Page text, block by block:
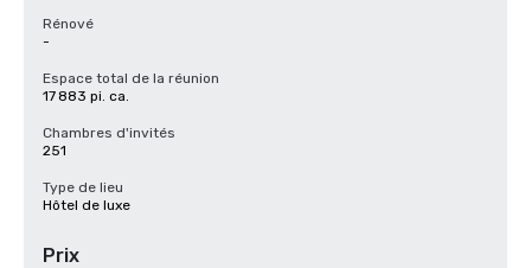
Rénové
-
Espace total de la réunion
17 883 pi. ca.
Chambres d'invités
251
Type de lieu
Hôtel de luxe
Prix